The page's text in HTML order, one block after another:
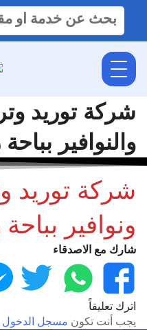
البحث
عن:
شركة توريد
والنوافير بباحة
شركة توريد
ونوافير بباحة
شارك مع الاصدقاء
فيسبوك
واتساب
اترك تعليقاً
يجب أنت تكون مسجل الدخول